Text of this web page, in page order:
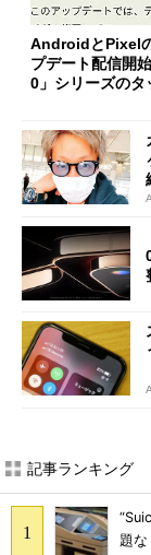
AndroidとPixel
プデート配信開
0」シリーズのタ
記事ランキング
題な